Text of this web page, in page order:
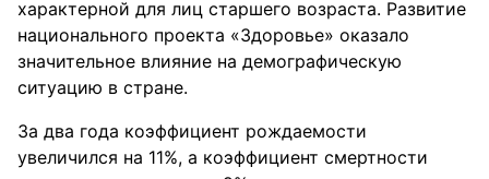
характерной для лиц старшего возраста. Развитие
национального проекта «Здоровье» оказало
значительное влияние на демографическую
ситуацию в стране.
За два года коэффициент рождаемости
увеличился на 11%, а коэффициент смертности